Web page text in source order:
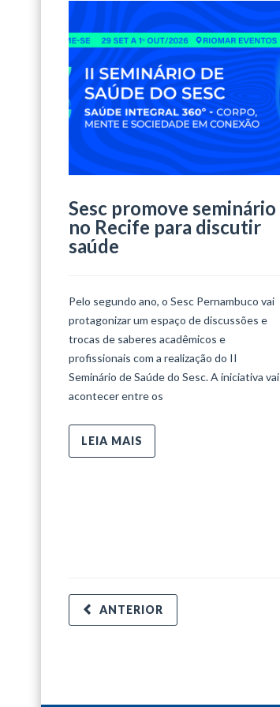
Sesc promove seminário
no Recife para discutir
saúde
Pelo segundo ano, o Sesc Pernambuco vai
protagonizar um espaço de discussões e
trocas de saberes acadêmicos e
profissionais com a realização do II
Seminário de Saúde do Sesc. A iniciativa vai
acontecer entre os
LEIA MAIS
ANTERIOR